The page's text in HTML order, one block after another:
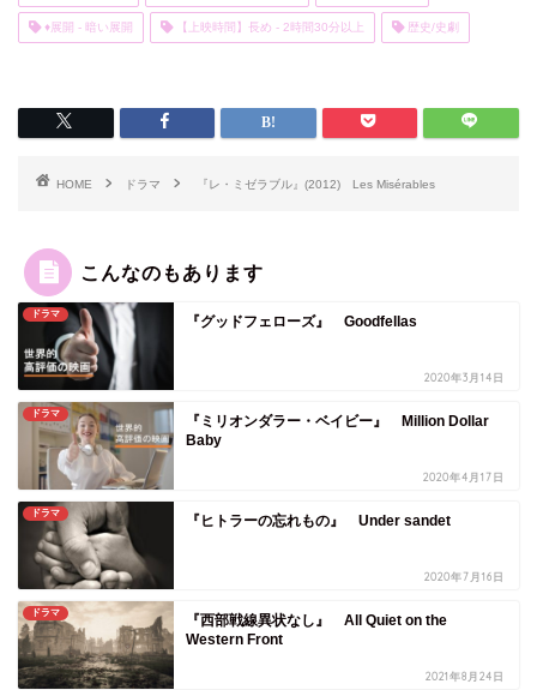
♦展開 - 暗い展開 【上映時間】長め - 2時間30分以上 歴史/史劇
HOME ドラマ 『レ・ミゼラブル』(2012) Les Misérables
こんなのもあります
ドラマ 『グッドフェローズ』 Goodfellas
2020年3月14日
ドラマ
『ミリオンダラー・ベイビー』 Million Dollar
Baby
2020年4月17日
ドラマ 『ヒトラーの忘れもの』 Under sandet
2020年7月16日
ドラマ
『西部戦線異状なし』 All Quiet on the
Western Front
2021年8月24日